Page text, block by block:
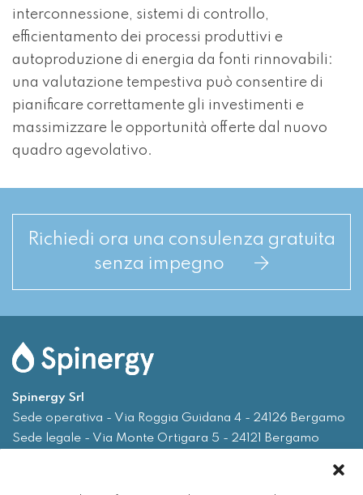
interconnessione, sistemi di controllo,
efficientamento dei processi produttivi e
autoproduzione di energia da fonti rinnovabili:
una valutazione tempestiva può consentire di
pianificare correttamente gli investimenti e
massimizzare le opportunità offerte dal nuovo
quadro agevolativo.
Richiedi ora una consulenza gratuita
senza impegno
Spinergy Srl
Sede operativa - Via Roggia Guidana 4 - 24126 Bergamo
Sede legale - Via Monte Ortigara 5 - 24121 Bergamo